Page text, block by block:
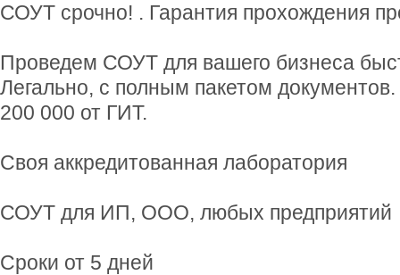
СОУТ срочно! . Гарантия прохождения
Проведем СОУТ для вашего бизнеса
Легально, с полным пакетом
200 000 от ГИТ.
Своя аккредитованная лаборатория
СОУТ для ИП, ООО, любых предприятий
Сроки от 5 дней